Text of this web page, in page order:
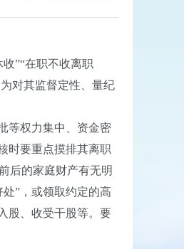
”“在职不收离职
对其监督定性、量纪
等权力集中、资金密
时要重点摸排其离职
后的家庭财产有无明
”，或领取约定的高
股、收受干股等。要